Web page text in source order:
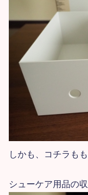
しかも、コチラも
シューケア用品の収